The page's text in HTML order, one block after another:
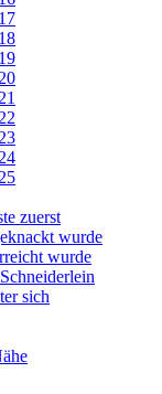
zuerst
wurde
wurde
sich